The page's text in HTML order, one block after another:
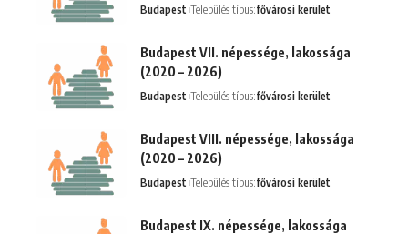
Budapest Település típus:fővárosi kerület
Budapest VII. népessége, lakossága
(2020 – 2026)
Budapest Település típus:fővárosi kerület
Budapest VIII. népessége, lakossága
(2020 – 2026)
Budapest Település típus:fővárosi kerület
Budapest IX. népessége, lakossága